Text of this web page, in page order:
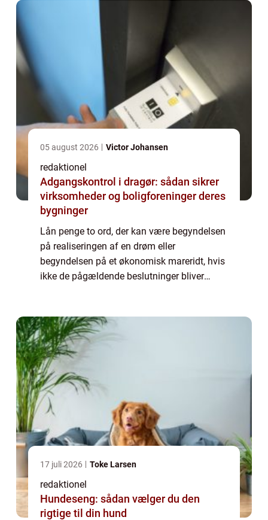
05 august 2026 Victor Johansen
redaktionel
Adgangskontrol i dragør: sådan sikrer
virksomheder og boligforeninger deres
bygninger
Lån penge to ord, der kan være begyndelsen
på realiseringen af en drøm eller
begyndelsen på et økonomisk mareridt, hvis
ikke de pågældende beslutninger bliver
17 juli 2026 Toke Larsen
redaktionel
Hundeseng: sådan vælger du den
rigtige til din hund